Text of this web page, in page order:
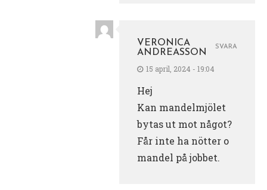
VERONICA
ANDREASSON
15 april, 2024 - 19:04
Hej
Kan mandelmjölet
bytas ut mot något?
Får inte ha nötter o
mandel på jobbet.
SVARA